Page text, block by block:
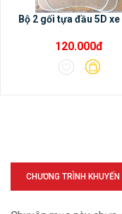
Bộ 2 gối tựa đầu 5D
120.000đ
CHƯƠNG TRÌNH